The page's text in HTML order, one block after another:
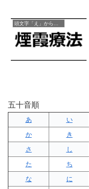
五十音順
あ い
か
き
さ
し
た
ち
な
に